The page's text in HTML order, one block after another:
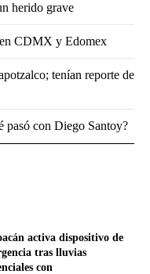
activa dispositivo de
tras lluvias
con
herido grave
CDMX y Edomex
tenían reporte de
pasó con Diego Santoy?